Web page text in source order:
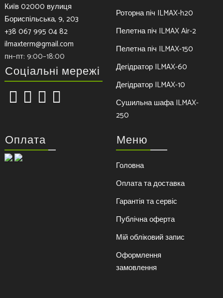
Київ 02000 вулиця
Бориспільська, 9, 203
+38 067 995 04 82
ilmaxterm@gmail.com
пн–пт: 9:00–18:00
Соціальні мережі
Роторна піч ILMAX-h20
Пелетна піч ILMAX Air-2
Пелетна піч ILMAX-150
Дегідратор ILMAX-60
Дегідратор ILMAX-10
Сушильна шафа ILMAX-
250
Оплата Меню
Головна
Оплата та доставка
Гарантія та сервіс
Публічна оферта
Мій обліковий запис
Оформлення
замовлення